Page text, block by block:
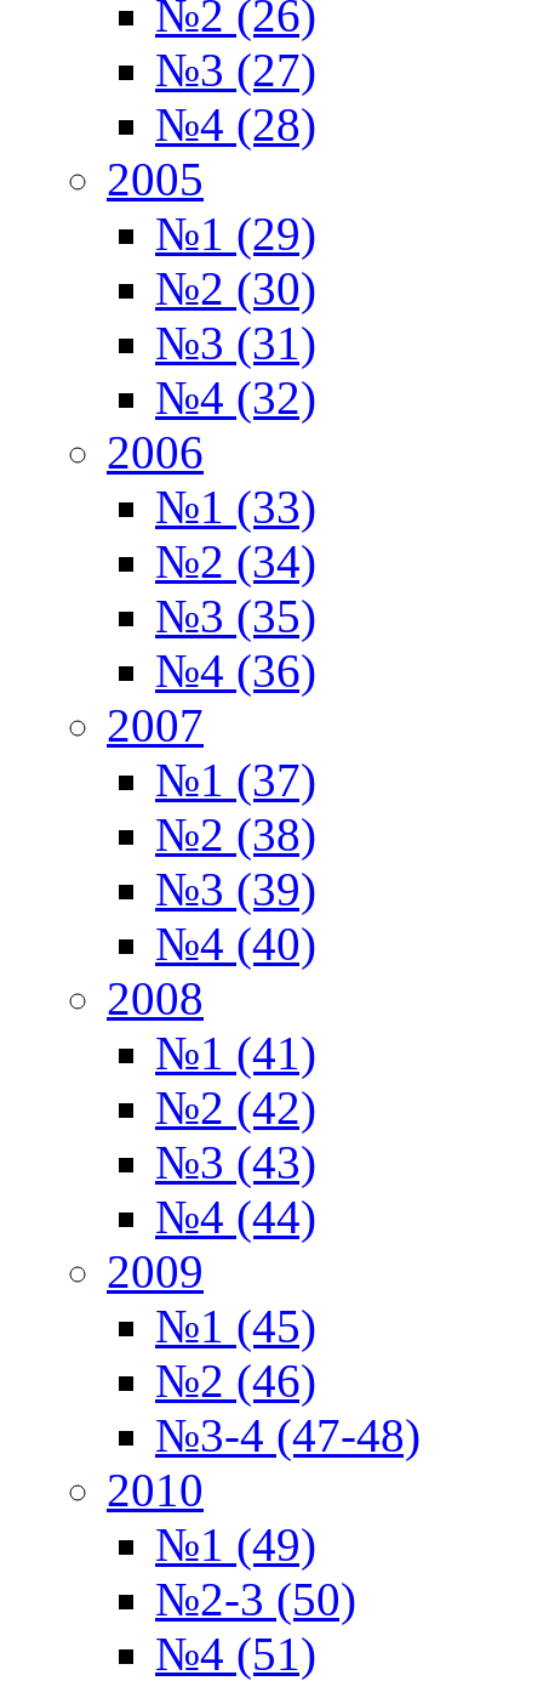
№2 (26)
№3 (27)
№4 (28)
2005
№1 (29)
№2 (30)
№3 (31)
№4 (32)
2006
№1 (33)
№2 (34)
№3 (35)
№4 (36)
2007
№1 (37)
№2 (38)
№3 (39)
№4 (40)
2008
№1 (41)
№2 (42)
№3 (43)
№4 (44)
2009
№1 (45)
№2 (46)
№3-4 (47-48)
2010
№1 (49)
№2-3 (50)
№4 (51)